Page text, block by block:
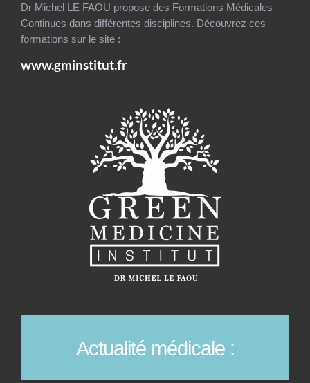
Dr Michel LE FAOU propose des Formations Médicales
Continues dans différentes disciplines. Découvrez ces
formations sur le site :
www.gminstitut.fr
Actualité médicale :